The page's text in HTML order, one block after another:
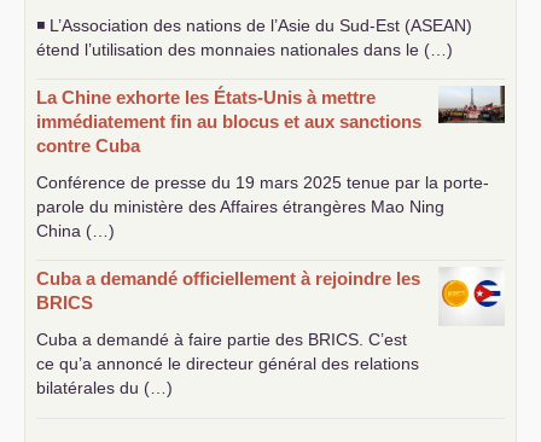
◾ L’Association des nations de l’Asie du Sud-Est (ASEAN)
étend l’utilisation des monnaies nationales dans le (…)
La Chine exhorte les États-Unis à mettre
immédiatement fin au blocus et aux sanctions
contre Cuba
Conférence de presse du 19 mars 2025 tenue par la porte-
parole du ministère des Affaires étrangères Mao Ning
China (…)
Cuba a demandé officiellement à rejoindre les
BRICS
Cuba a demandé à faire partie des BRICS . C’est
ce qu’a annoncé le directeur général des relations
bilatérales du (…)